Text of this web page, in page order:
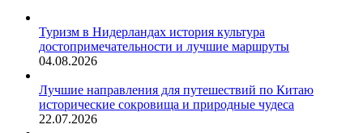
Туризм в Нидерландах история культура
достопримечательности и лучшие маршруты
04.08.2026
Лучшие направления для путешествий по Китаю
исторические сокровища и природные чудеса
22.07.2026